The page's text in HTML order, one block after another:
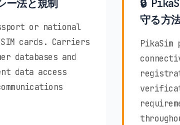
ー法と規制
or national
cards. Carriers
databases and
data access
🔒
守る方